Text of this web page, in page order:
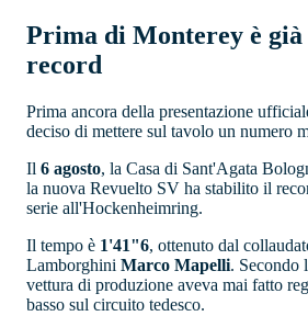
Prima di Monterey è
record
Prima ancora della presentazione
deciso di mettere sul tavolo un numero
Il 6 agosto, la Casa di Sant'Agata
la nuova Revuelto SV ha stabilito il
serie all'Hockenheimring.
Il tempo è 1'41"6, ottenuto dal
Lamborghini Marco Mapelli. Secondo
vettura di produzione aveva mai fatto
basso sul circuito tedesco.